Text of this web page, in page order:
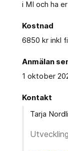
i MI och ha
Kostnad
6850 kr inkl
Anmälan
1 oktober
Kontakt
Tarja